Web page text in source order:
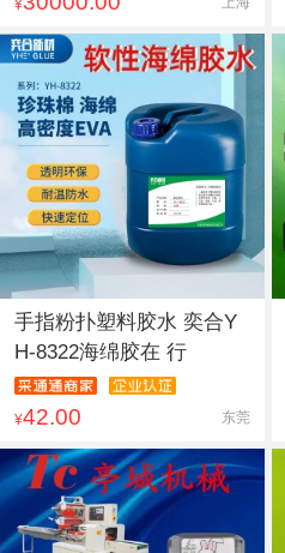
¥
手指粉扑塑料胶水 奕合Y
H-8322海绵胶在 行
¥42.00 东莞